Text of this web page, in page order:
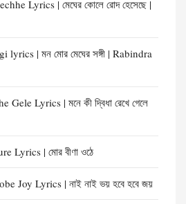
Lyrics | মেঘের কোলে রোদ হেসেছে |
| মন মোর মেঘের সঙ্গী | Rabindra
Lyrics | মনে কী দ্বিধা রেখে গেলে
Lyrics | মোর বীণা ওঠে
Joy Lyrics | নাই নাই ভয় হবে হবে জয়